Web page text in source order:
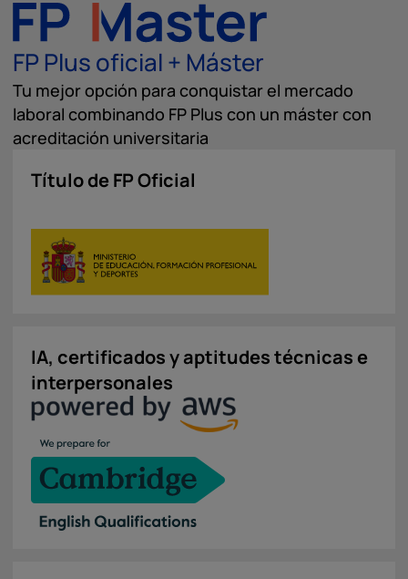
FP Plus oficial + Máster
Tu mejor opción para conquistar el mercado
laboral combinando FP Plus con un máster con
acreditación universitaria
Título de FP Oficial
IA, certificados y aptitudes técnicas e
interpersonales